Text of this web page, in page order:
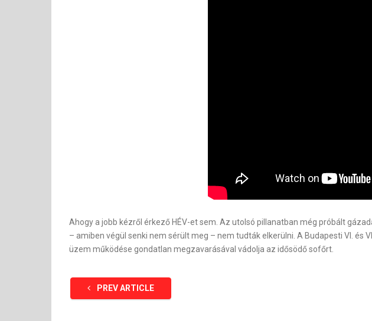
Ahogy a jobb kézről érkező HÉV-et sem. Az utolsó pillanatban még próbált
– amiben végül senki nem sérült meg – nem tudták elkerülni. A Budapesti VI.
üzem működése gondatlan megzavarásával vádolja az idősödő sofőrt.
PREV ARTICLE